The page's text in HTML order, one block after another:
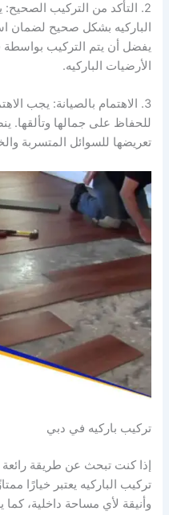
2. التأكد من التركيب
الباركيه بشكل صحيح لضمان
يفضل أن يتم التركيب
الأرضيات الباركيه.
3. الاهتمام بالصيانة: يجب
للحفاظ على جمالها وتألقها.
تعريضها للسوائل المتسربة
تركيب باركيه في دبي
إذا كنت تبحث عن طريقة
تركيب الباركيه يعتبر خيارًا
وأنيقة لأي مساحة داخلية،